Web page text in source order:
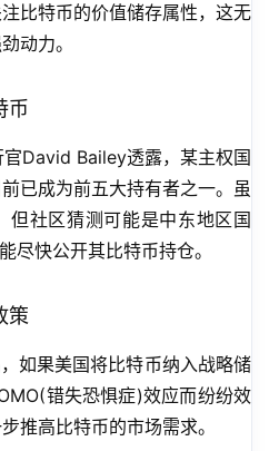
比特币的价值储存属性，这无
动力。
币
David Bailey透露，某主权国
已成为前五大持有者之一。虽
但社区猜测可能是中东地区国
尽快公开其比特币持仓。
策
如果美国将比特币纳入战略储
错失恐惧症)效应而纷纷效
推高比特币的市场需求。